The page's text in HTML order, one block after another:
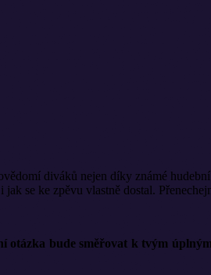
diváků nejen díky známé
se ke zpěvu vlastně dostal.
bude směřovat k tvým